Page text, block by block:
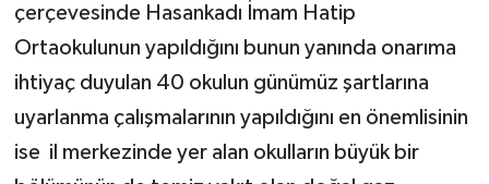
çerçevesinde Hasankadı İmam Hatip
Ortaokulunun yapıldığını bunun yanında onarıma
ihtiyaç duyulan 40 okulun günümüz şartlarına
uyarlanma çalışmalarının yapıldığını en önemlisinin
ise il merkezinde yer alan okulların büyük bir